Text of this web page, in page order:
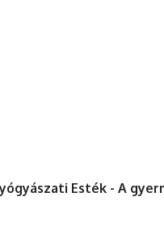
Esték - A